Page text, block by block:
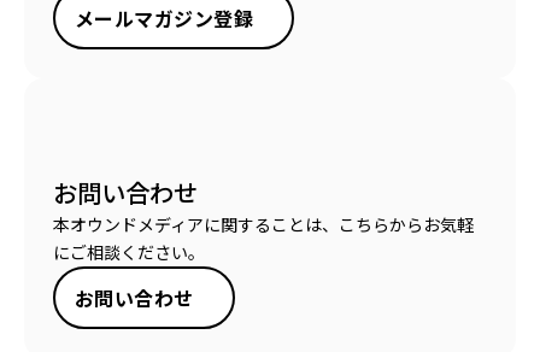
メールマガジン登録
お問い合わせ
本オウンドメディアに関することは、こちらからお気軽
にご相談ください。
お問い合わせ